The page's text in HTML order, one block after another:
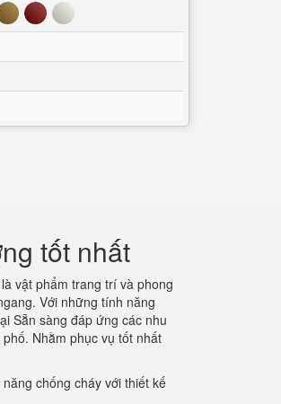
Đỏ Trắng
tốt nhất
vật phẩm trang trí và phong
Với những tính năng
Sẵn sàng đáp ứng các nhu
Nhằm phục vụ tốt nhất
chống cháy với thiết kế